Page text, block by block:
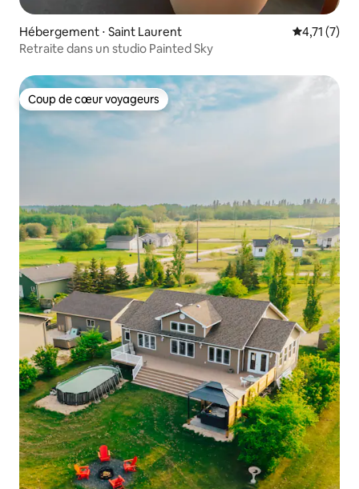
Hébergement ⋅ Saint Laurent Évaluation
4,71 (7)
Retraite dans un studio Painted Sky
Coup de cœur voyageurs
Coup de cœur voyageurs